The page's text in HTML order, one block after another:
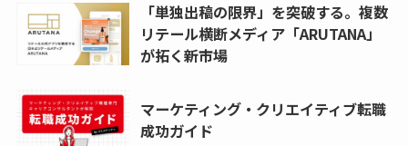
「単独出稿の限界」を突破する。複数
リテール横断メディア「ARUTANA」
が拓く新市場
マーケティング・クリエイティブ転職
成功ガイド